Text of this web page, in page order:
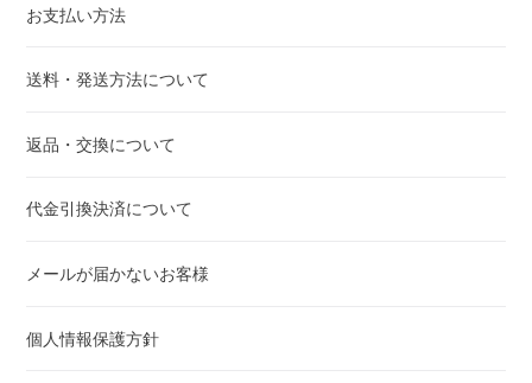
お支払い方法
送料・発送方法について
返品・交換について
代金引換決済について
メールが届かないお客様
個人情報保護方針